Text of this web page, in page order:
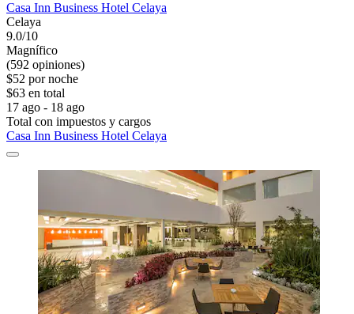
Casa Inn Business Hotel Celaya
Celaya
9.0/10
Magnífico
(592 opiniones)
$52 por noche
$63 en total
17 ago - 18 ago
Total con impuestos y cargos
Casa Inn Business Hotel Celaya